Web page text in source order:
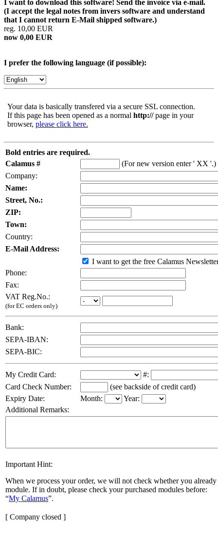
I want to download this software! Send the invoice via e-mail.
(I accept the legal notes from invers software and understand
that I cannot return E-Mail shipped software.)
reg. 10,00 EUR
now 0,00 EUR
I prefer the following language (if possible):
Your data is basically transfered via a secure SSL connection.
If this page has been opened as a normal http://page in your
browser, please click here.
Bold entries are required.
Calamus #
(For new version enter ' XX '.)
Company:
Name:
Street, No.:
ZIP:
Town:
Country:
E-Mail Address:
I want to get the free Calamus
Phone:
Fax:
VAT Reg.No.:
(for EC orders only)
Bank:
SEPA-IBAN:
SEPA-BIC:
My Credit Card:
#:
Card Check Number:
(see backside of credit card)
Expiry Date:
Month:
Year:
Additional Remarks:
Important Hint:
When we process your order, we will not check whether you already
module. If in doubt, please check your purchased modules before:
My Calamus .
[ Company closed ]